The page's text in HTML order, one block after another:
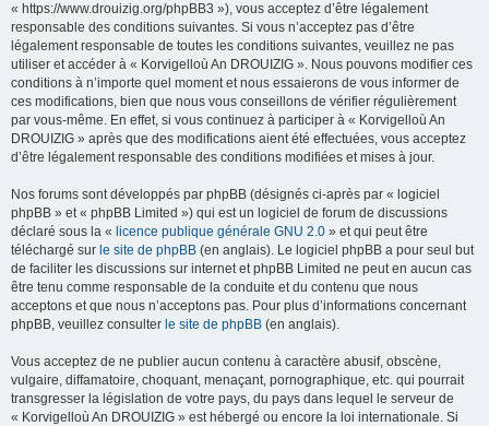
« https://www.drouizig.org/phpBB3 »), vous acceptez d’être légalement
responsable des conditions suivantes. Si vous n’acceptez pas d’être
légalement responsable de toutes les conditions suivantes, veuillez ne pas
utiliser et accéder à « Korvigelloù An DROUIZIG ». Nous pouvons modifier ces
conditions à n’importe quel moment et nous essaierons de vous informer de
ces modifications, bien que nous vous conseillons de vérifier régulièrement
par vous-même. En effet, si vous continuez à participer à « Korvigelloù An
DROUIZIG » après que des modifications aient été effectuées, vous acceptez
d’être légalement responsable des conditions modifiées et mises à jour.
Nos forums sont développés par phpBB (désignés ci-après par « logiciel
phpBB » et « phpBB Limited ») qui est un logiciel de forum de discussions
déclaré sous la « licence publique générale GNU 2.0 » et qui peut être
téléchargé sur le site de phpBB (en anglais). Le logiciel phpBB a pour seul but
de faciliter les discussions sur internet et phpBB Limited ne peut en aucun cas
être tenu comme responsable de la conduite et du contenu que nous
acceptons et que nous n’acceptons pas. Pour plus d’informations concernant
phpBB, veuillez consulter le site de phpBB (en anglais).
Vous acceptez de ne publier aucun contenu à caractère abusif, obscène,
vulgaire, diffamatoire, choquant, menaçant, pornographique, etc. qui pourrait
transgresser la législation de votre pays, du pays dans lequel le serveur de
« Korvigelloù An DROUIZIG » est hébergé ou encore la loi internationale. Si